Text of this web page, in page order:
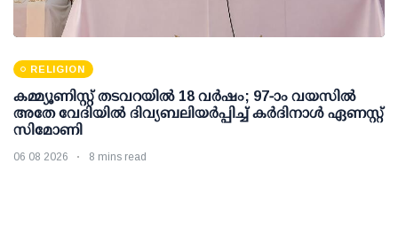
RELIGION
കമ്മ്യൂണിസ്റ്റ് തടവറയില്‍ 18 വര്‍ഷം; 97-ാം വയസില്‍
അതേ വേദിയില്‍ ദിവ്യബലിയര്‍പ്പിച്ച് കര്‍ദിനാള്‍ ഏണസ്റ്റ്
സിമോണി
06 08 2026 8 mins read